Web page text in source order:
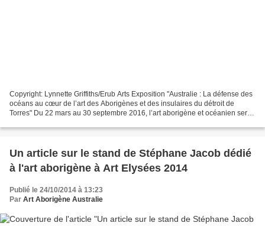
Copyright: Lynnette Griffiths/Erub Arts Exposition "Australie : La défense des
océans au cœur de l’art des Aborigènes et des insulaires du détroit de
Torres" Du 22 mars au 30 septembre 2016, l’art aborigène et océanien sera
Un article sur le stand de Stéphane Jacob dédié
à l'art aborigène à Art Elysées 2014
Publié le 24/10/2014 à 13:23
Par Art Aborigène Australie